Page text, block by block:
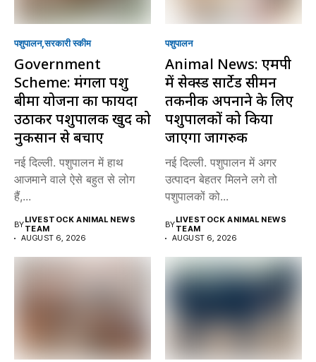
पशुपालन सरकारी स्की‍म
Government
Scheme: मंगला पशु
बीमा योजना का फायदा
उठाकर पशुपालक खुद को
नुकसान से बचाएं
नई दिल्ली. पशुपालन में हाथ
आजमाने वाले ऐसे बहुत से लोग
हैं,...
BYLIVESTOCK ANIMAL NEWS
TEAM
AUGUST 6, 2026
पशुपालन
Animal News: एमपी
में सेक्स्ड सार्टेड सीमन
तकनीक अपनाने के लिए
पशुपालकों को किया
जाएगा जागरुक
नई दिल्ली. पशुपालन में अगर
उत्पादन बेहतर मिलने लगे तो
पशुपालकों को...
BYLIVESTOCK ANIMAL NEWS
TEAM
AUGUST 6, 2026